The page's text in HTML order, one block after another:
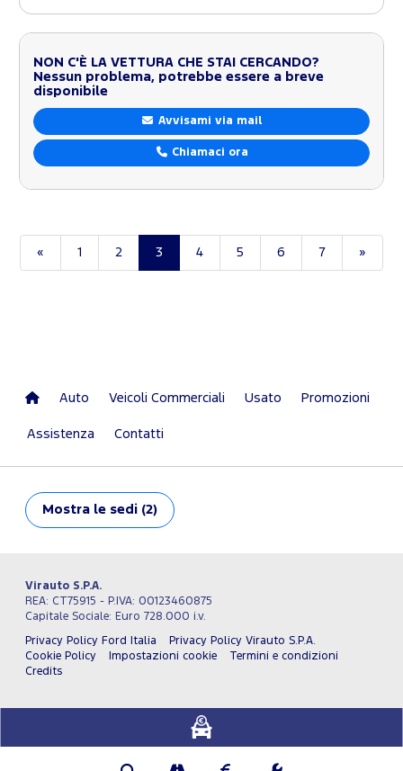
NON C'È LA VETTURA CHE STAI CERCANDO?
Nessun problema, potrebbe essere a breve
disponibile
Avvisami via mail
Chiamaci ora
« 1 2 3 4 5 6 7 »
Auto Veicoli Commerciali Usato Promozioni
Assistenza Contatti
Mostra le sedi (2)
Virauto S.P.A.
REA: CT75915 - P.IVA: 00123460875
Capitale Sociale: Euro 728.000 i.v.
Privacy Policy Ford Italia
Privacy Policy Virauto S.P.A.
Cookie Policy
Impostazioni cookie
Termini e condizioni
Credits